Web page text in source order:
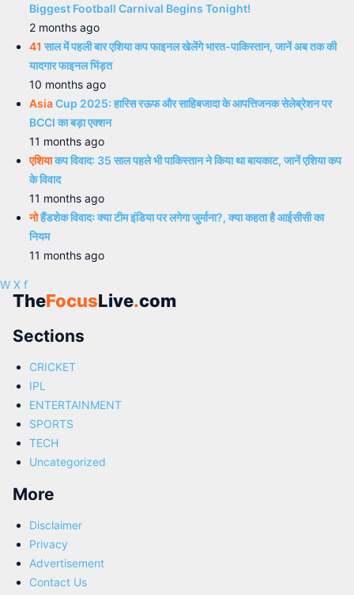
Biggest Football Carnival Begins Tonight!
2 months ago
41 साल में पहली बार एशिया कप फाइनल खेलेंगे भारत-पाकिस्तान, जानें अब तक की
यादगार फाइनल भिंड़त
10 months ago
AsiaCup 2025: हारिस रऊफ और साहिबजादा के आपत्तिजनक सेलेब्रेशन पर
BCCI का बड़ा एक्शन
11 months ago
एशियाकप विवाद: 35 साल पहले भी पाकिस्तान ने किया था बायकाट, जानें एशिया कप
के विवाद
11 months ago
नोहैंडशेक विवादः क्या टीम इंडिया पर लगेगा जुर्माना?, क्या कहता है आईसीसी का
नियम
11 months ago
W X f
TheFocusLive.com
Sections
CRICKET
IPL
ENTERTAINMENT
SPORTS
TECH
Uncategorized
More
Disclaimer
Privacy
Advertisement
Contact Us